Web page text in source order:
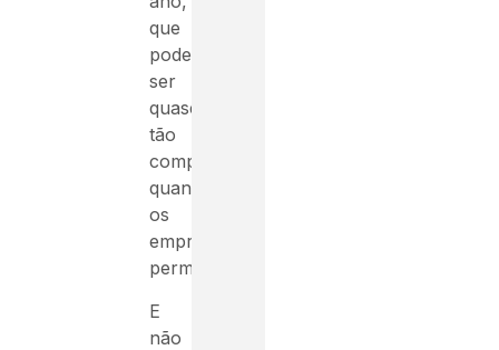
que
podem
ser
quase
tão
competitivos
quanto
os
empregos
permanentes.
E
não